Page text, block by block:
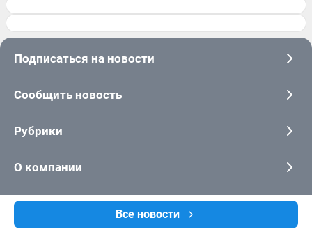
Все новости
Подписаться на новости
Сообщить новость
Рубрики
О компании
Наши награды